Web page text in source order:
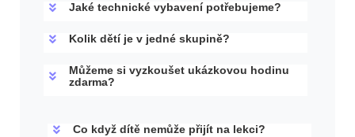
Jaké technické vybavení potřebujeme?
Kolik dětí je v jedné skupině?
Můžeme si vyzkoušet ukázkovou hodinu
zdarma?
Co když dítě nemůže přijít na lekci?